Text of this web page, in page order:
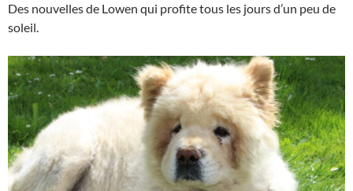
Des nouvelles de Lowen qui profite tous les jours d’un peu de
soleil.